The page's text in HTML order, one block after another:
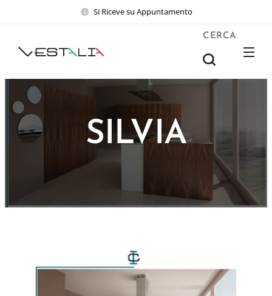
Si Riceve su Appuntamento
CERCA
SILVIA